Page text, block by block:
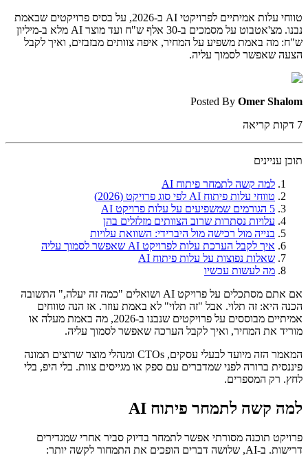
טווחי עלות אמיתיים לפרויקטי AI ב-2026, על בסיס פרויקטים שבאמת
נבנו. מצ'אטבוט על מסמכים ב-30 אלף ש"ח ועד מוצר AI מלא ב-מיליון
ש"ח: מה באמת משפיע על המחיר, איפה צוותים מבזבזים, ואיך לקבל
הצעה שאפשר לסמוך עליה.
Posted By Omer Shalom
7 דקות קריאה
תוכן עניינים
למה קשה לתמחר פיתוח AI
טווחי עלות פיתוח AI לפי סוג פרויקט (2026)
5 הגורמים שמשפיעים על עלות פרויקט AI
עלויות נסתרות שרוב הצוותים מזלזלים בהן
בנייה מול רכישה מול היברידי: השוואת עלויות
איך לקבל הערכת עלות לפרויקט AI שאפשר לסמוך עליה
שאלות נפוצות על עלות פיתוח AI
מה לעשות עכשיו
אם אתם מסתכלים על פרויקט AI ושואלים "כמה זה יעלה," התשובה
הכנה היא: זה תלוי. אבל "זה תלוי" לא באמת עוזר. אז הנה טווחים
אמיתיים מבוססים על פרויקטים שנבנו ב-2026, מה באמת מעלה או
מוריד את המחיר, ואיך לקבל הערכה שאפשר לסמוך עליה.
המאמר הזה מיועד לבעלי עסקים, CTOs ומנהלי מוצר שרוצים תמונה
פיננסית ברורה לפני שמדברים עם ספק או מגייסים צוות. בלי היפ, בלי
לחץ. רק המספרים.
למה קשה לתמחר פיתוח AI
פרויקט תוכנה מסורתי אפשר לתמחר בדיוק סביר אחרי שמגדירים
דרישות. ב-AI, שלושה דברים הופכים את התמחור לקשה יותר: